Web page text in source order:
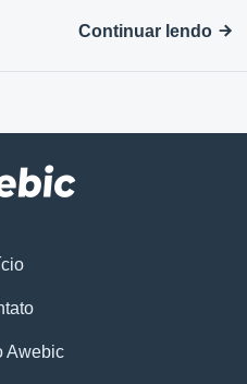
Continuar lendo
Awebic